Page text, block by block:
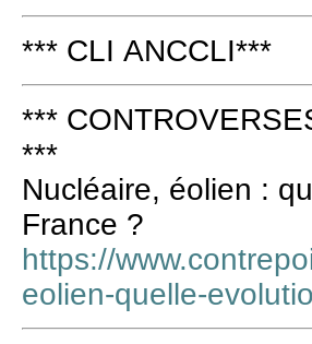
*** CLI ANCCLI***
***
***
Nucléaire, éolien :
France ?
https://
eolien-quelle-